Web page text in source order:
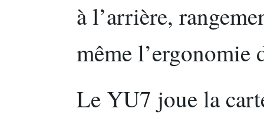
à l’arrière,
même l’ergonomie
Le YU7 joue la